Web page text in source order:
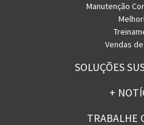
Manutenção
Vendas
SOLUÇÕES
+
TRABALHE